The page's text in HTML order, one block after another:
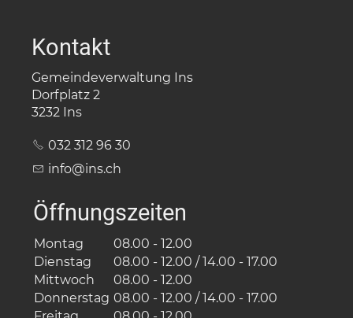
Kontakt
Gemeindeverwaltung Ins
Dorfplatz 2
3232 Ins
032 312 96 30
nf
nsch
Öffnungszeiten
Montag
08.00 - 12.00
Dienstag
08.00 - 12.00 / 14.00 - 17.00
Mittwoch
08.00 - 12.00
Donnerstag 08.00 - 12.00 / 14.00 - 17.00